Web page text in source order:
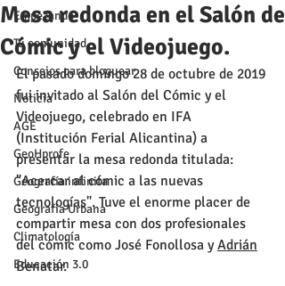
Empezando
Tu comunidad
Consejos para bloguear
Noticia
AGE
GeoHprofe
Geografía infinita
Geografía Urbana
Climatología
Educación 3.0
Mesa redonda en el Salón de
Cómic y el Videojuego.
El pasado domingo 28 de octubre de 2019
fui invitado al Salón del Cómic y el
Videojuego, celebrado en IFA
(Institución Ferial Alicantina) a
presentar la mesa redonda titulada:
"Acercar al cómic a las nuevas
tecnologías". Tuve el enorme placer de
compartir mesa con dos profesionales
del cómic como José Fonollosa y Adrián
Benatar.